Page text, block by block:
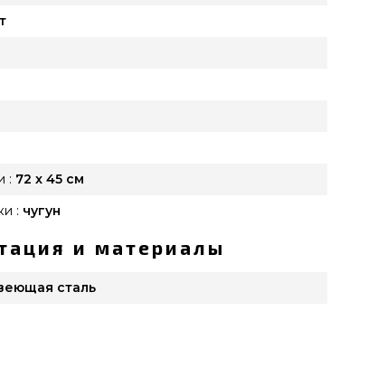
: 72 x 45 см
: чугун
и материалы
сталь